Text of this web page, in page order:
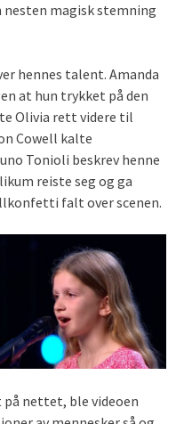
nesten magisk stemning
hennes talent. Amanda
at hun trykket på den
Olivia rett videre til
Cowell kalte
Tonioli beskrev henne
reiste seg og ga
falt over scenen.
nettet, ble videoen